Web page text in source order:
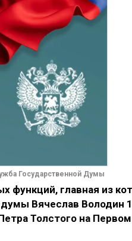
Государственной Думы
функций, главная из
Вячеслав Володин
Толстого на Первом